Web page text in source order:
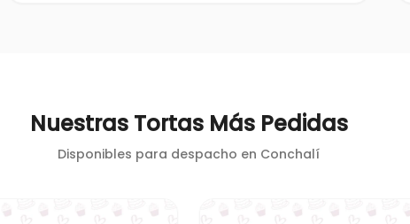
Nuestras Tortas Más Pedidas
Disponibles para despacho en Conchalí